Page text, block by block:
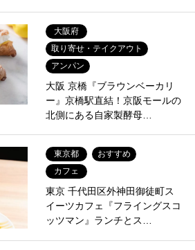
大阪府
取り寄せ・テイクアウト
アンパン
大阪 京橋『ブラウンベーカリ
ー』京橋駅直結！京阪モールの
北側にある自家製酵母…
東京都
おすすめ
カフェ
東京 千代田区外神田御徒町ス
イーツカフェ『フライングスコ
ッツマン』ランチとス…